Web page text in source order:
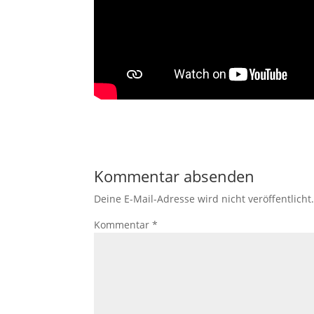
Kommentar absenden
Deine E-Mail-Adresse wird nicht veröffentlicht.
Kommentar*